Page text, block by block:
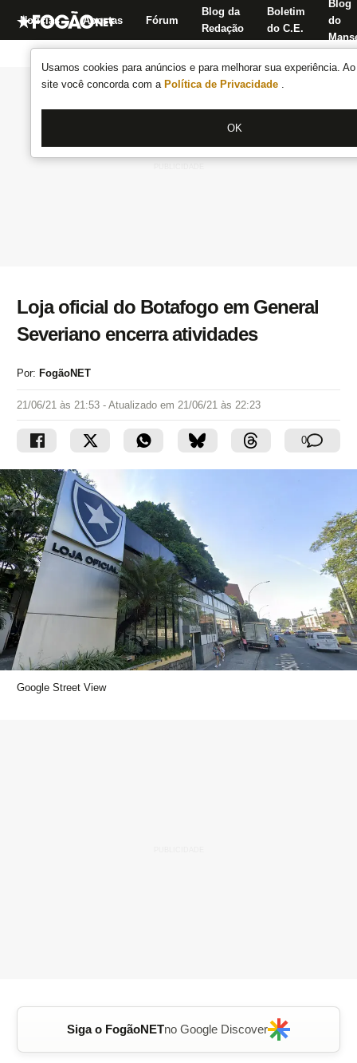
Usamos cookies para anúncios e para melhorar sua experiência.
site você concorda com a Política de Privacidade .
OK
Notícias Apostas Fórum
Blog da
Redação
Boletim
do C.E.
Blog
do
Loja oficial do Botafogo em General
Severiano encerra atividades
Por: FogãoNET
21/06/21 às 21:53 - Atualizado em 21/06/21 às 22:23
0
Google Street View
Siga o FogãoNETno Google Discover